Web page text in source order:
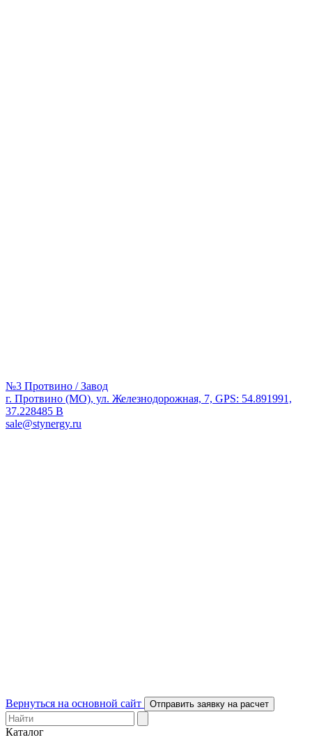
№3 Протвино / Завод
г. Протвино (МО), ул. Железнодорожная, 7, GPS: 54.891991,
37.228485 В
sale@stynergy.ru
Вернуться на основной сайт Отправить заявку на расчет
Каталог